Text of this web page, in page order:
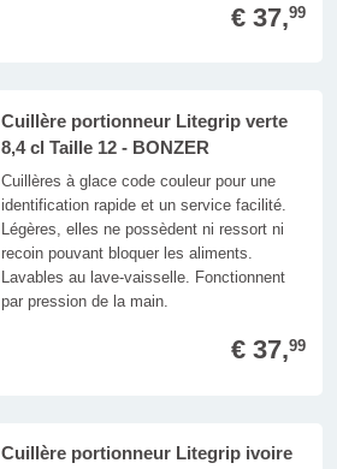
€ 37,99
Cuillère portionneur Litegrip verte
8,4 cl Taille 12 - BONZER
Cuillères à glace code couleur pour une
identification rapide et un service facilité.
Légères, elles ne possèdent ni ressort ni
recoin pouvant bloquer les aliments.
Lavables au lave-vaisselle. Fonctionnent
par pression de la main.
€ 37,99
Cuillère portionneur Litegrip ivoire